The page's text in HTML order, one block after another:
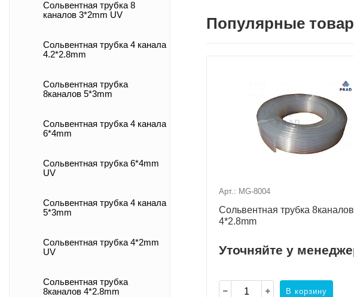
Сольвентная трубка 8
каналов 3*2mm UV
Сольвентная трубка 4 канала
4.2*2.8mm
Сольвентная трубка
8каналов 5*3mm
Сольвентная трубка 4 канала
6*4mm
Сольвентная трубка 6*4mm
UV
Сольвентная трубка 4 канала
5*3mm
Сольвентная трубка 4*2mm
UV
Сольвентная трубка
8каналов 4*2.8mm
Популярные
Арт.: MG-8004
Сольвентная трубка 8каналов
4*2.8mm
Уточняйте у
В корзину